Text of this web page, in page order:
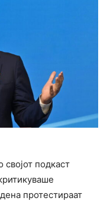
подкаст
протестираат